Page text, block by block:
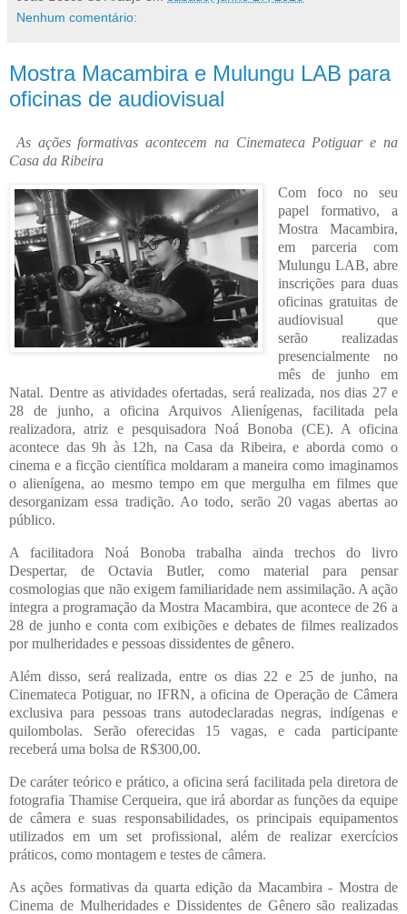
Nenhum comentário:
Mostra Macambira e Mulungu LAB para
oficinas de audiovisual
As ações formativas acontecem na Cinemateca Potiguar e na
Casa da Ribeira
Com foco no seu
papel formativo, a
Mostra Macambira,
em parceria com
Mulungu LAB, abre
inscrições para duas
oficinas gratuitas de
audiovisual que
serão realizadas
presencialmente no
mês de junho em
Natal. Dentre as atividades ofertadas, será realizada, nos dias 27 e
28 de junho, a oficina Arquivos Alienígenas, facilitada pela
realizadora, atriz e pesquisadora Noá Bonoba (CE). A oficina
acontece das 9h às 12h, na Casa da Ribeira, e aborda como o
cinema e a ficção científica moldaram a maneira como imaginamos
o alienígena, ao mesmo tempo em que mergulha em filmes que
desorganizam essa tradição. Ao todo, serão 20 vagas abertas ao
público.
A facilitadora Noá Bonoba trabalha ainda trechos do livro
Despertar, de Octavia Butler, como material para pensar
cosmologias que não exigem familiaridade nem assimilação. A ação
integra a programação da Mostra Macambira, que acontece de 26 a
28 de junho e conta com exibições e debates de filmes realizados
por mulheridades e pessoas dissidentes de gênero.
Além disso, será realizada, entre os dias 22 e 25 de junho, na
Cinemateca Potiguar, no IFRN, a oficina de Operação de Câmera
exclusiva para pessoas trans autodeclaradas negras, indígenas e
quilombolas. Serão oferecidas 15 vagas, e cada participante
receberá uma bolsa de R$300,00.
De caráter teórico e prático, a oficina será facilitada pela diretora de
fotografia Thamise Cerqueira, que irá abordar as funções da equipe
de câmera e suas responsabilidades, os principais equipamentos
utilizados em um set profissional, além de realizar exercícios
práticos, como montagem e testes de câmera.
As ações formativas da quarta edição da Macambira - Mostra de
Cinema de Mulheridades e Dissidentes de Gênero são realizadas